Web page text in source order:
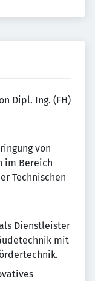
Dipl. Ing. (FH)
von
im Bereich
Technischen
Dienstleister
mit